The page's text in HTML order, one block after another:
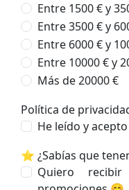
Entre 1500 € y
Entre 3500 € y
Entre 6000 € y
Entre 10000 € y
Más de 20000 €
Política de
He leído y
⭐ ¿Sabías que
Quiero